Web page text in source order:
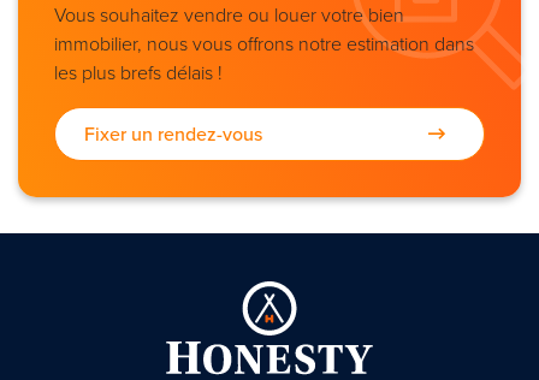
Vous souhaitez vendre ou louer votre bien
immobilier, nous vous offrons notre estimation dans
les plus brefs délais !
Fixer un rendez-vous